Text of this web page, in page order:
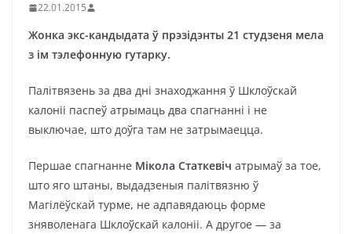
22.01.2015
Жонка экс-кандыдата ў прэзідэнты 21 студзеня мела
з ім тэлефонную гутарку.
Палітвязень за два дні знаходжання ў Шклоўскай
калоніі паспеў атрымаць два спагнанні і не
выключае, што доўга там не затрымаецца.
Першае спагнанне Мікола Статкевіч атрымаў за тое,
што яго штаны, выдадзеныя палітвязню ў
Магілёўскай турме, не адпавядаюць форме
зняволенага Шклоўскай калоніі. А другое — за